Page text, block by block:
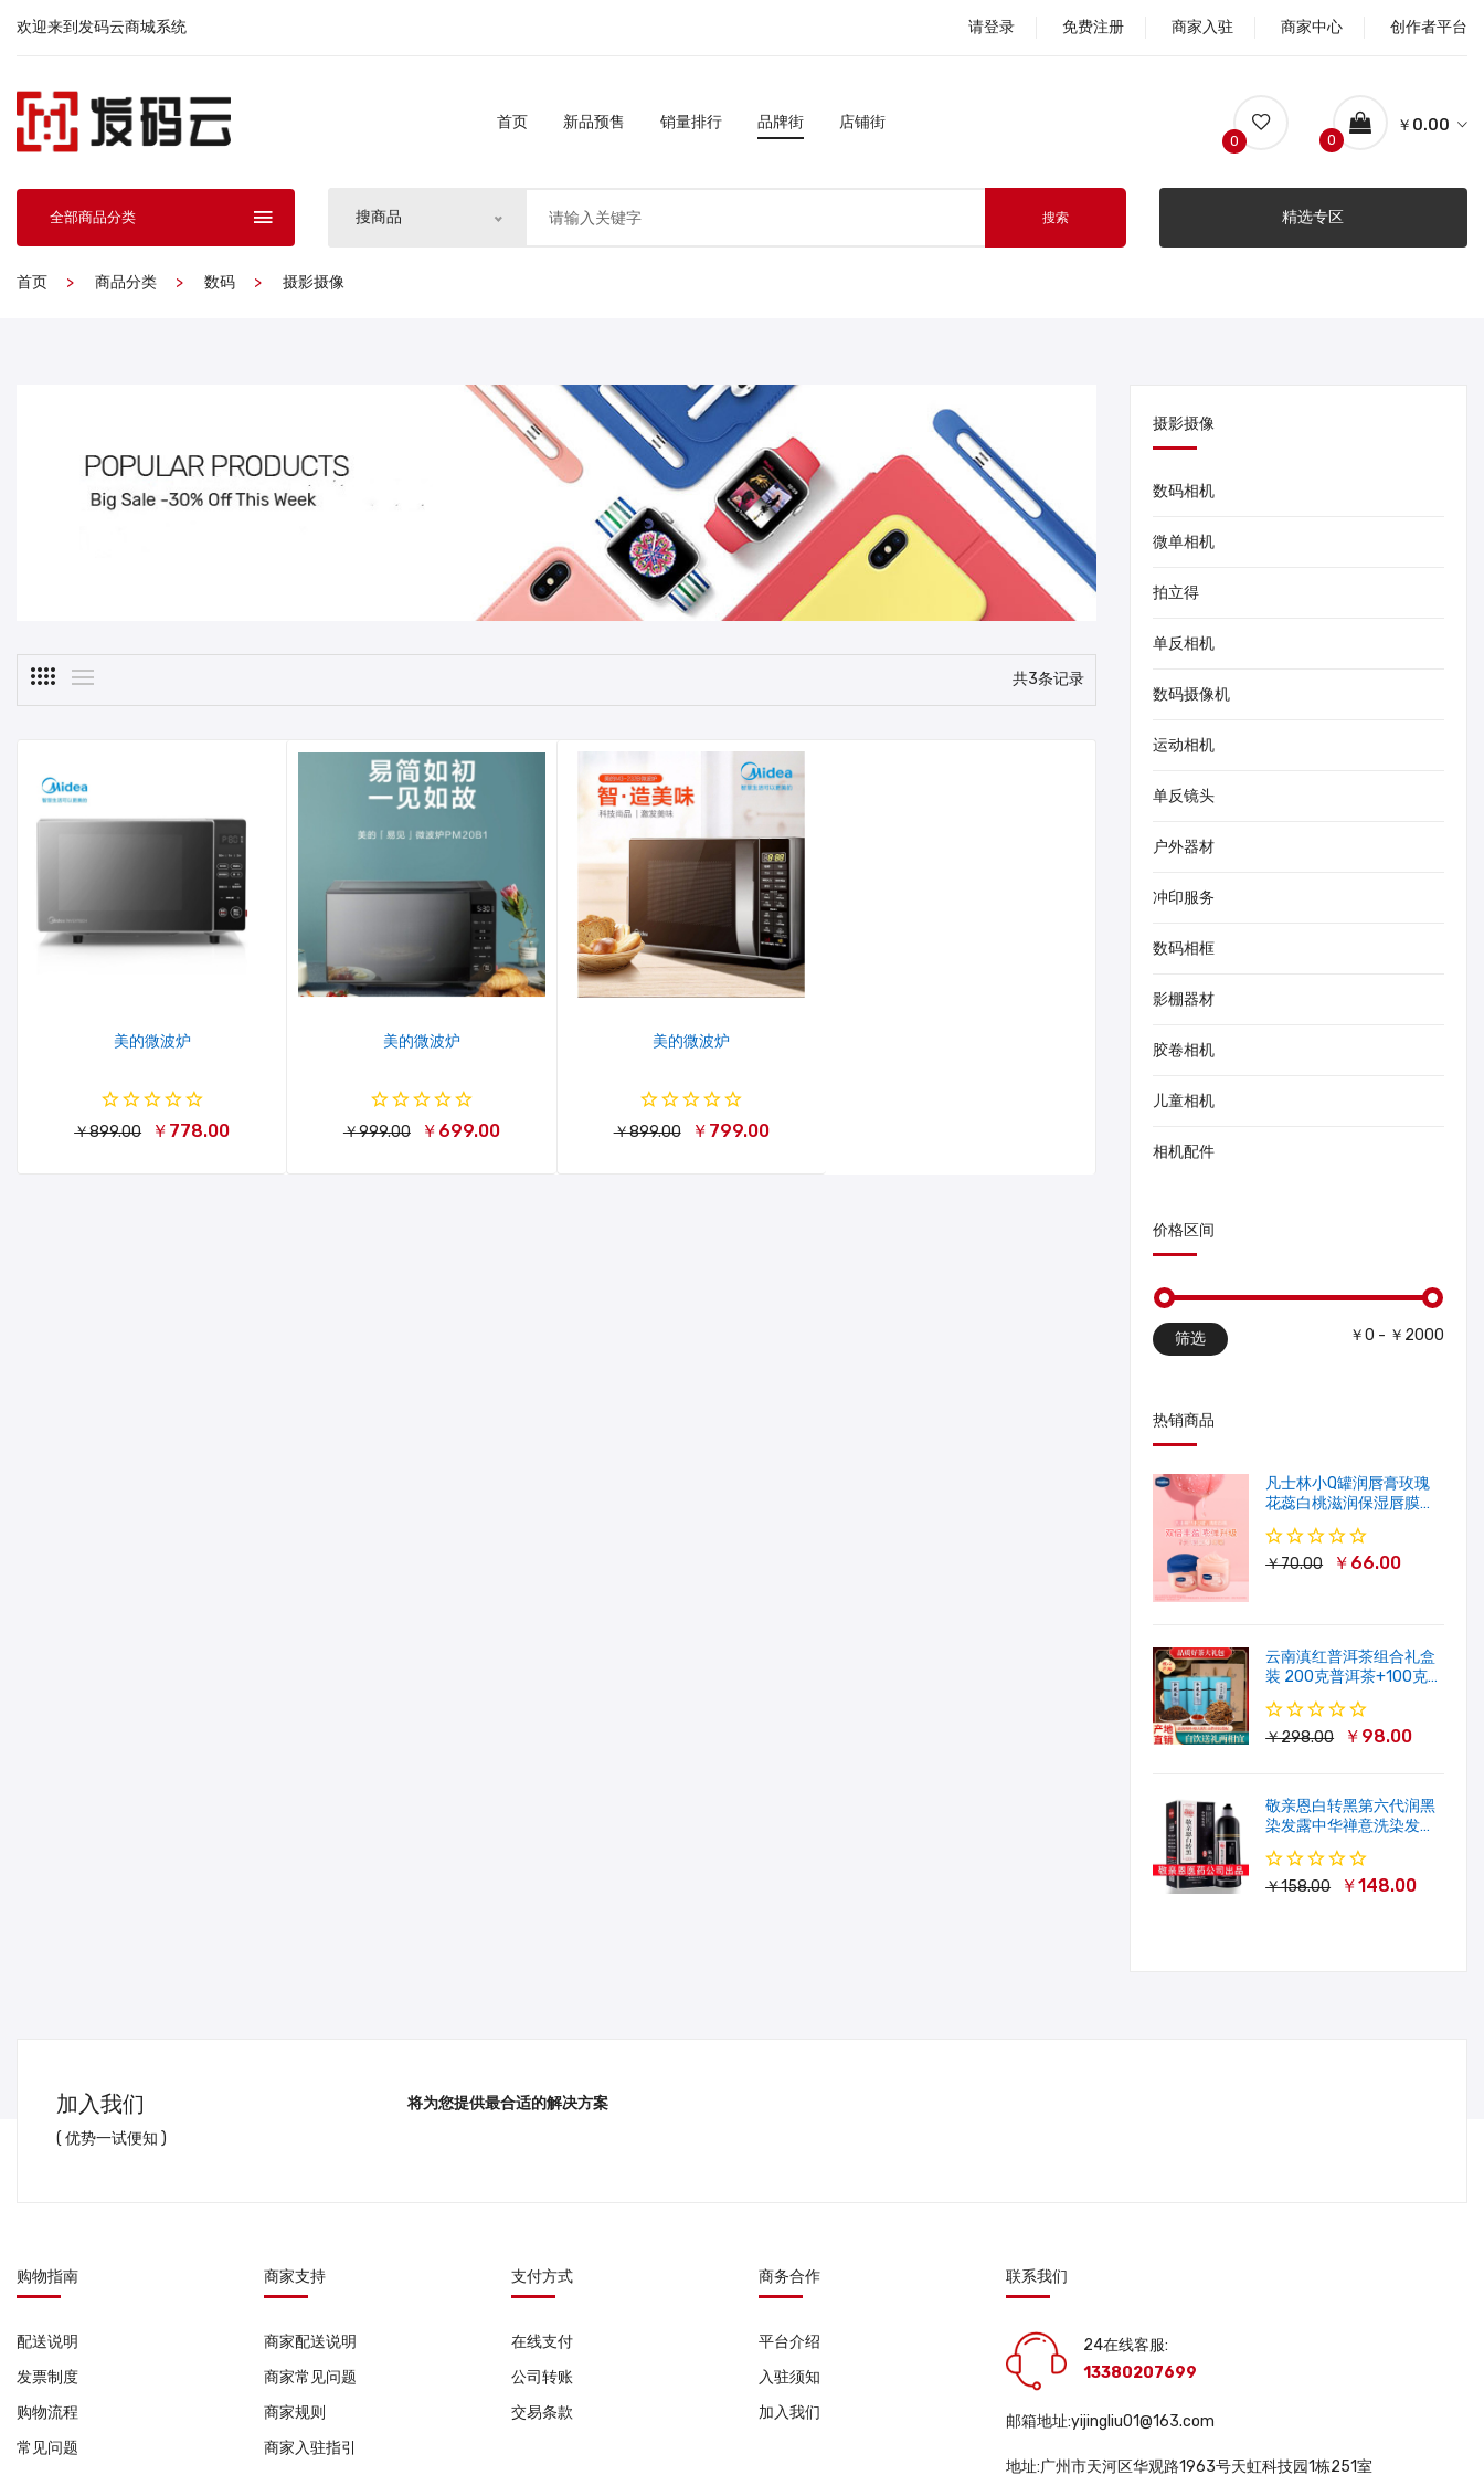
欢迎来到发码云商城系统 请登录 免费注册 商家入驻 商家中心 创作者平台
首页 新品预售 销量排行 品牌街 店铺街
0
￥0.00
0
全部商品分类 搜商品 搜索 精选专区
首页 商品分类 数码 摄影摄像
共3条记录
美的微波炉
￥899.00 ￥778.00
美的微波炉
￥999.00 ￥699.00
美的微波炉
￥899.00 ￥799.00
摄影摄像
数码相机
微单相机
拍立得
单反相机
数码摄像机
运动相机
单反镜头
户外器材
冲印服务
数码相框
影棚器材
胶卷相机
儿童相机
相机配件
价格区间
筛选 ￥0 - ￥2000
热销商品
凡士林小Q罐润唇膏玫瑰
花蕊白桃滋润保湿唇膜软
化角质修护淡唇纹
￥70.00 ￥66.00
云南滇红普洱茶组合礼盒
装 200克普洱茶+100克滇
红茶
￥298.00 ￥98.00
敬亲恩白转黑第六代润黑
染发露中华禅意洗染发剂
一洗就黑500ml
￥158.00 ￥148.00
加入我们
( 优势一试便知 )
将为您提供最合适的解决方案
购物指南
配送说明
发票制度
购物流程
常见问题
商家支持
商家配送说明
商家常见问题
商家规则
商家入驻指引
支付方式
在线支付
公司转账
交易条款
商务合作
平台介绍
入驻须知
加入我们
联系我们
24在线客服:
13380207699
邮箱地址:yijingliu01@163.com
地址:广州市天河区华观路1963号天虹科技园1栋251室